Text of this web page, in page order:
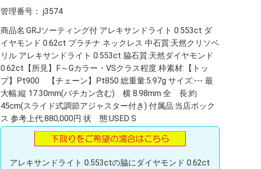
管理番号： j3574
商品名:GRJソーティング付 アレキサンドライト 0.553ct ダ
イヤモンド 0.62ct プラチナ ネックレス 中石質:天然クリソベ
リル アレキサンドライト 0.553ct 脇石質:天然ダイヤモンド
0.62ct【所見】F～Gカラー・VSクラス程度 枠素材:【トッ
プ】Pt900 【チェーン】Pt850 総重量:5.97g サイズ:--- 最
大幅:縦 17.30mm(バチカン含む) 横 8.98mm 全 長:約
45cm(スライド式調節アジャスター付き) 付属品:当店ボック
ス 参考上代:880,000円 状 態:USED S
アレキサンドライト 0.553ctの脇にダイヤモンド 0.62ct